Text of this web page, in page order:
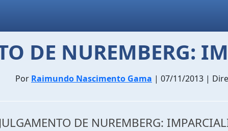
DE NUREMBERG:
Por Raimundo Nascimento Gama | 07/11/2013 |
DE NUREMBERG: